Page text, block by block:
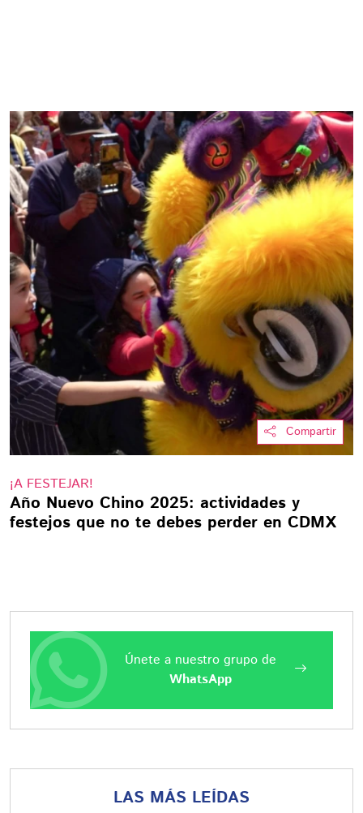
Compartir
¡A FESTEJAR!
Año Nuevo Chino 2025: actividades y
festejos que no te debes perder en CDMX
Únete a nuestro grupo de
WhatsApp
LAS MÁS LEÍDAS